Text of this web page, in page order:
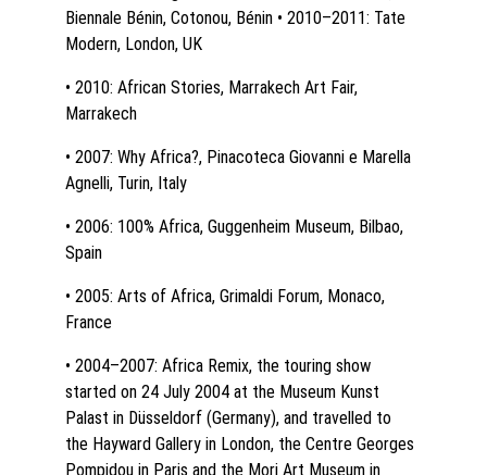
Biennale Bénin, Cotonou, Bénin • 2010–2011: Tate
Modern, London, UK
• 2010: African Stories, Marrakech Art Fair,
Marrakech
• 2007: Why Africa?, Pinacoteca Giovanni e Marella
Agnelli, Turin, Italy
• 2006: 100% Africa, Guggenheim Museum, Bilbao,
Spain
• 2005: Arts of Africa, Grimaldi Forum, Monaco,
France
• 2004–2007: Africa Remix, the touring show
started on 24 July 2004 at the Museum Kunst
Palast in Düsseldorf (Germany), and travelled to
the Hayward Gallery in London, the Centre Georges
Pompidou in Paris and the Mori Art Museum in